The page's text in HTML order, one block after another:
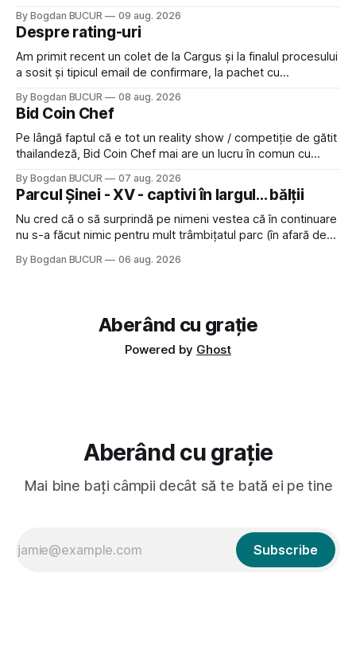
acest gen. E genul de muzică pe care îl ascultam cu plăcere
acum 15-20 de ani și mă bucur să văd
By Bogdan BUCUR 09 aug. 2026
Despre rating-uri
Am primit recent un colet de la Cargus și la finalul procesului
a sosit și tipicul email de confirmare, la pachet cu
feedback-ului și eram în toate bune, de data asta am dat
click să le las un rating. Un 5
By Bogdan BUCUR 08 aug. 2026
Bid Coin Chef
Pe lângă faptul că e tot un reality show / competiție de gătit
thailandeză, Bid Coin Chef mai are un lucru în comun cu
lăsat rece la prima vedere, după care m-a făcut să mă
îndrăgostesc de el. Nu mi-a plăcut faptul
By Bogdan BUCUR 07 aug. 2026
Parcul Șinei - XV - captivi în largul... bălții
Nu cred că o să surprindă pe nimeni vestea că în continuare
nu s-a făcut nimic pentru mult trâmbițatul parc (în afară de
timp pui și latră prin gard la lumea care trece prin zonă). Am
By Bogdan BUCUR 06 aug. 2026
Aberând cu grație
Powered by Ghost
Aberând cu grație
Mai bine bați câmpii decât să te bată ei pe tine
Subscribe